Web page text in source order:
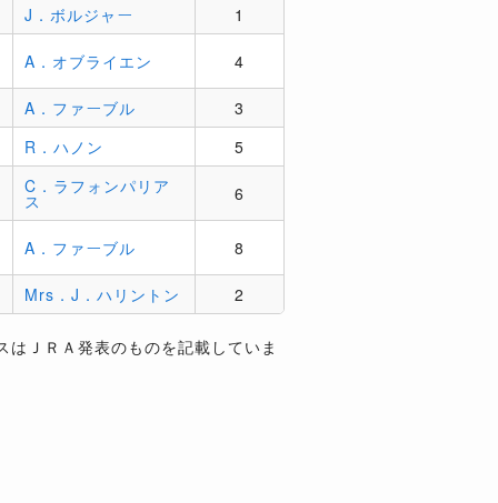
J．ボルジャー
1
A．オブライエン 4
A．ファーブル
3
R．ハノン
5
C．ラフォンパリア
ス 6
A．ファーブル 8
Mrs．J．ハリントン 2
ＪＲＡ発表のものを記載していま